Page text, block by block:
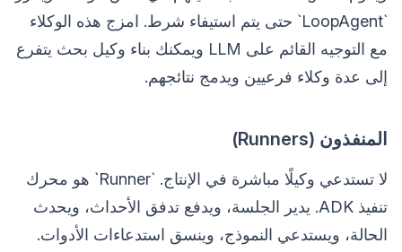
`LoopAgent` حتى يتم استيفاء شرط. امزج هذه الوكلاء
مع التوجيه القائم على LLM ويمكنك بناء وكيل بحث يتفرع
إلى عدة وكلاء فرعيين ويدمج نتائجهم.
المنفذون (Runners)
لا تستدعي وكيلًا مباشرة في الإنتاج. `Runner` هو محرك
تنفيذ ADK. يدير الجلسة، ويدفع تدفق الأحداث، ويحدث
الحالة، ويستدعي النموذج، وينسق استدعاءات الأدوات.